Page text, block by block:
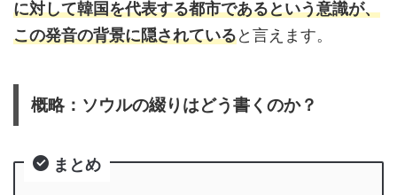
に対して韓国を代表する都市であるという意識が、
この発音の背景に隠されていると言えます。
概略：ソウルの綴りはどう書くのか？
まとめ